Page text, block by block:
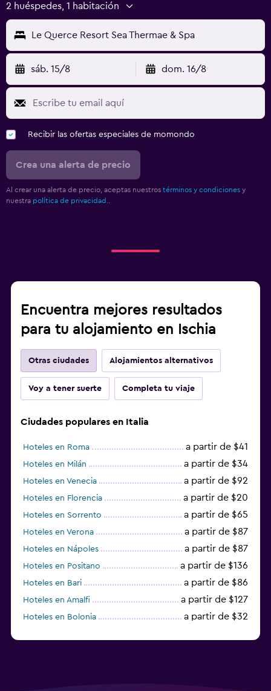
2 huéspedes, 1 habitación
Le Querce Resort Sea Thermae & Spa
sáb. 15/8 dom. 16/8
Recibir las ofertas especiales de momondo
Crea una alerta de precio
Al crear una alerta de precio, aceptas nuestros términos y condiciones y
nuestra política de privacidad.
Encuentra mejores resultados
para tu alojamiento en Ischia
Otras ciudades Alojamientos alternativos
Voy a tener suerte Completa tu viaje
Ciudades populares en Italia
Hoteles en Roma a partir de $41
Hoteles en Milán a partir de $34
Hoteles en Venecia a partir de $92
Hoteles en Florencia a partir de $20
Hoteles en Sorrento a partir de $65
Hoteles en Verona a partir de $87
Hoteles en Nápoles a partir de $87
Hoteles en Positano a partir de $136
Hoteles en Bari a partir de $86
Hoteles en Amalfi a partir de $127
Hoteles en Bolonia a partir de $32